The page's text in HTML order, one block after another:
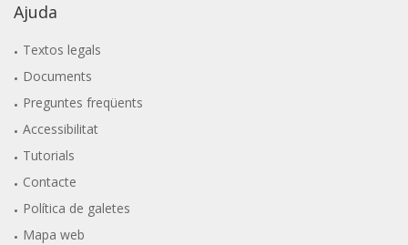
Ajuda
Textos legals
Documents
Preguntes freqüents
Accessibilitat
Tutorials
Contacte
Política de galetes
Mapa web